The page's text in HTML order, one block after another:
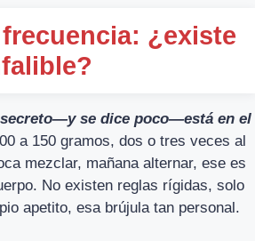
¿existe
se dice poco—está en el
a 150 gramos, dos o tres veces al
mezclar, mañana alternar, ese es
No existen reglas rígidas, solo
apetito, esa brújula tan personal.